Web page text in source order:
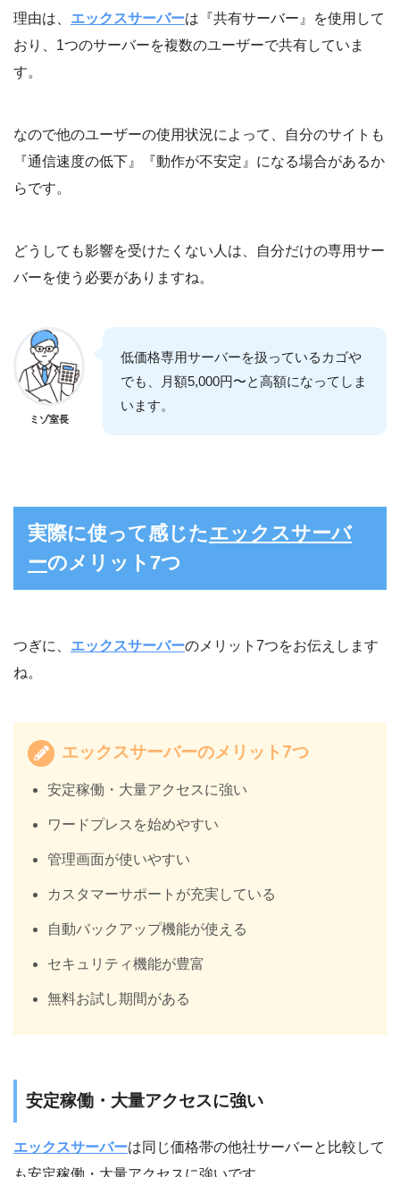
理由は、 エックスサーバーは『共有サーバー』を使用して
おり、1つのサーバーを複数のユーザーで共有していま
す。
なので他のユーザーの使用状況によって、自分のサイトも
『通信速度の低下』『動作が不安定』になる場合があるか
らです。
どうしても影響を受けたくない人は、自分だけの専用サー
バーを使う必要がありますね。
ミゾ室長
低価格専用サーバーを扱っているカゴや
でも、月額5,000円〜と高額になってしま
います。
実際に使って感じたエックスサーバ
ーのメリット7つ
つぎに、 エックスサーバーのメリット7つをお伝えします
ね。
エックスサーバーのメリット7つ
安定稼働・大量アクセスに強い
ワードプレスを始めやすい
管理画面が使いやすい
カスタマーサポートが充実している
自動バックアップ機能が使える
セキュリティ機能が豊富
無料お試し期間がある
安定稼働・大量アクセスに強い
エックスサーバーは同じ価格帯の他社サーバーと比較して